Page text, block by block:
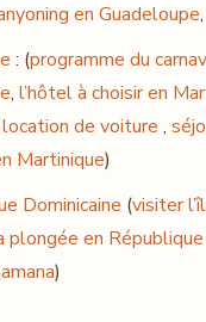
en Guadeloupe,
: (programme du
, l’hôtel à choisir en
location de voiture ,
Martinique)
Dominicaine (visiter
plongée en République
)